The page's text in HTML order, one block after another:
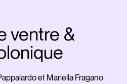
ventre &
et Mariella Fragano